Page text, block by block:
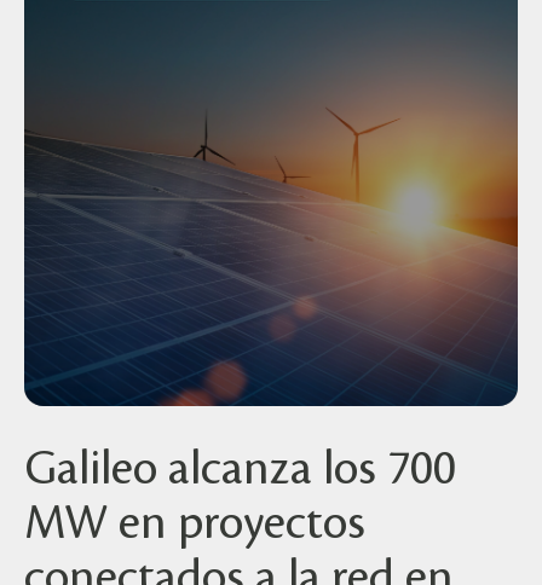
Galileo alcanza los 700
MW en proyectos